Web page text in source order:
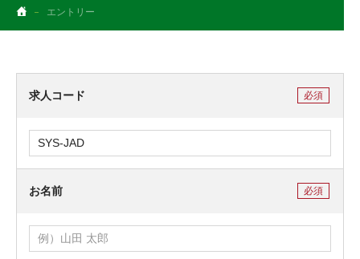
ENTRY
エントリー
求人コード 必須
お名前 必須